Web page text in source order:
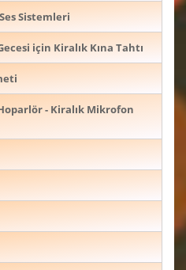
Sistemleri
için Kiralık Kına Tahtı
- Kiralık Mikrofon